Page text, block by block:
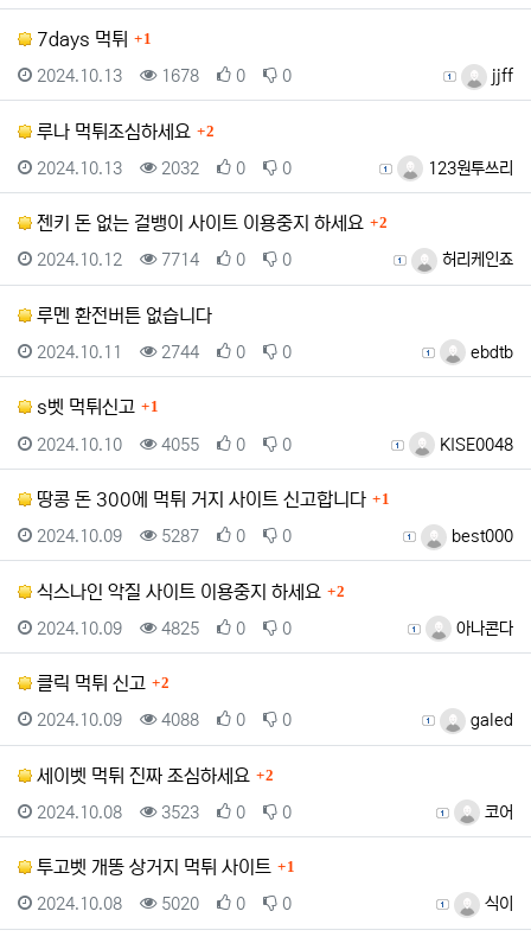
7days 먹튀 댓글
1
등록자 jjff
등록일
2024.10.13 조회
1678 추천
0 비추천
0
루나 먹튀조심하세요 댓글
2
등록자 123원투쓰리
등록일
2024.10.13 조회
2032 추천
0 비추천
0
젠키 돈 없는 걸뱅이 사이트 이용중지 하세요 댓글
2
등록자 허리케인죠
등록일
2024.10.12 조회
7714 추천
0 비추천
0
루멘 환전버튼 없습니다
등록자 ebdtb
등록일
2024.10.11 조회
2744 추천
0 비추천
0
s벳 먹튀신고 댓글
1
등록자 KISE0048
등록일
2024.10.10 조회
4055 추천
0 비추천
0
땅콩 돈 300에 먹튀 거지 사이트 신고합니다 댓글
1
등록자 best000
등록일
2024.10.09 조회
5287 추천
0 비추천
0
식스나인 악질 사이트 이용중지 하세요 댓글
2
등록자 아나콘다
등록일
2024.10.09 조회
4825 추천
0 비추천
0
클릭 먹튀 신고 댓글
2
등록자 galed
등록일
2024.10.09 조회
4088 추천
0 비추천
0
세이벳 먹튀 진짜 조심하세요 댓글
2
등록자 코어
등록일
2024.10.08 조회
3523 추천
0 비추천
0
투고벳 개똥 상거지 먹튀 사이트 댓글
1
등록자 식이
등록일
2024.10.08 조회
5020 추천
0 비추천
0